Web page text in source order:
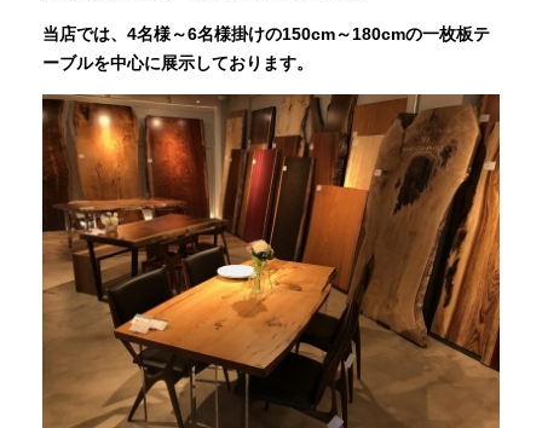
当店では、4名様～6名様掛けの150cm～180cmの一枚板テ
ーブルを中心に展示しております。